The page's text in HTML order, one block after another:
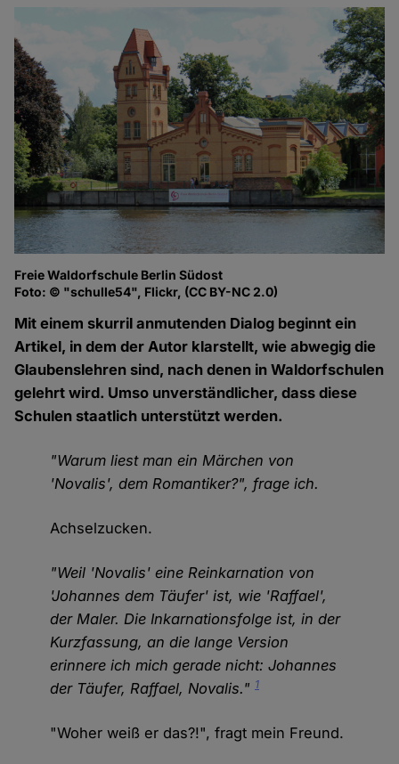
Freie Waldorfschule Berlin Südost
Foto: © "schulle54", Flickr, (CC BY-NC 2.0)
Mit einem skurril anmutenden Dialog beginnt ein
Artikel, in dem der Autor klarstellt, wie abwegig die
Glaubenslehren sind, nach denen in Waldorfschulen
gelehrt wird. Umso unverständlicher, dass diese
Schulen staatlich unterstützt werden.
"Warum liest man ein Märchen von
'Novalis', dem Romantiker?", frage ich.
Achselzucken.
"Weil 'Novalis' eine Reinkarnation von
'Johannes dem Täufer' ist, wie 'Raffael',
der Maler. Die Inkarnationsfolge ist, in der
Kurzfassung, an die lange Version
erinnere ich mich gerade nicht: Johannes
der Täufer, Raffael, Novalis."1
"Woher weiß er das?!", fragt mein Freund.